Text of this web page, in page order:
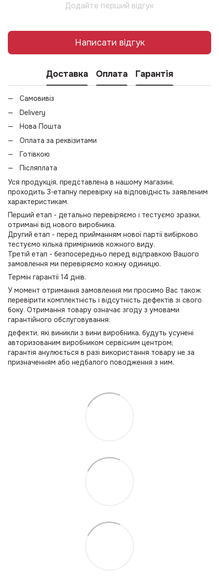
Додайте перший відгук
Написати відгук
Доставка Оплата Гарантія
Самовивіз
Delivery
Нова Пошта
Оплата за реквізитами
Готівкою
Післяплата
Уся продукція, представлена в нашому магазині,
проходить 3-етапну перевірку на відповідність заявленим
характеристикам.
Перший етап - детально перевіряємо і тестуємо зразки,
отримані від нового виробника.
Другий етап - перед прийманням нової партії вибірково
тестуємо кілька примірників кожного виду.
Третій етап - безпосередньо перед відправкою Вашого
замовлення ми перевіряємо кожну одиницю.
Термін гарантії 14 днів.
У момент отримання замовлення ми просимо Вас також
перевірити комплектність і відсутність дефектів зі свого
боку. Отримання товару означає згоду з умовами
гарантійного обслуговування:
дефекти, які виникли з вини виробника, будуть усунені
авторизованим виробником сервісним центром;
гарантія анулюється в разі використання товару не за
призначенням або недбалого поводження з ним.